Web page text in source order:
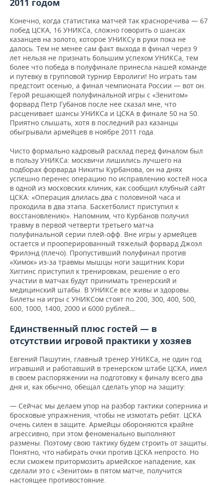
КИБЕРСПОРТ
ФИГУРНОЕ КАТАНИЕ
ВОДНЫЕ ВИДЫ СПОРТА
ХОККЕЙ С МЯЧОМ
КУЛЬТУРА
МЕДИЦИНА
ОБРАЗОВАНИЕ
ПРОИСШЕСТВИЯ
СПИСОК КОМПАНИЙ
2011 годом
Конечно, когда статистика матчей так красноречива — 67
побед ЦСКА, 16 УНИКСа, сложно говорить о шансах
казанцев на золото, которое УНИКСу в руки пока не
далось. Тем не менее сам факт выхода в финал через 9
лет нельзя не признать большим успехом УНИКСа, тем
более что победа в полуфинале принесла нашей команде
и путевку в групповой турнир Евролиги! Но играть там
предстоит осенью, а финал чемпионата России — вот он.
Герой решающей полуфинальной игры с «Зенитом»
форвард Петр Губанов после нее сказал мне, что
расценивает шансы УНИКСа и ЦСКА в финале 50 на 50.
Приятно слышать, хотя в последний раз казанцы
обыгрывали армейцев в ноябре 2011 года.
Чисто формально кадровый расклад перед финалом был
в пользу УНИКСа: москвичи лишились лучшего на
подборах форварда Никиты Курбанова, он на днях
успешно перенес операцию по исправлению костей носа
в одной из московских клиник, как сообщил клубный сайт
ЦСКА: «Операция длилась два с половиной часа и
проходила в два этапа. Баскетболист приступил к
восстановлению». Напомним, что Курбанов получил
травму в первой четверти третьего матча
полуфинальной серии плей-офф. Вне игры у армейцев
остается и прооперированный тяжелый форвард Джоэл
Фрилэнд (плечо). Пропустивший полуфинал против
«Химок» из-за травмы мышцы ноги защитник Кори
Хиггинс приступил к тренировкам, решение о его
участии в матчах будут принимать тренерский и
медицинский штабы. В УНИКСе все живы и здоровы.
Билеты на игры с УНИКСом стоят по 200, 300, 400, 500,
600, 1000, 1400, 2000 и 6000 рублей…
Единственный плюс гостей — в
отсутствии игровой практики у хозяев
Евгений Пашутин, главный тренер УНИКСа, не один год
игравший и работавший в тренерском штабе ЦСКА, имел
в своем распоряжении на подготовку к финалу всего два
дня и, как обычно, обещал сделать упор на защиту:
— Сейчас мы делаем упор на разбор тактики соперника и
бросковые упражнения, чтобы не измотать ребят. ЦСКА
очень силен в защите. Армейцы обороняются крайне
агрессивно, при этом феноменально выполняют
размены. Поэтому свою тактику будем строить от защиты.
Понятно, что набирать очки против ЦСКА непросто. Но
если сможем притормозить армейское нападение, как
сделали это с «Зенитом» в пятом матче, получится
настоящее противостояние.